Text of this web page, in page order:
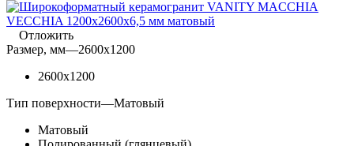
Отложить
Размер, мм—2600x1200
2600x1200
Тип поверхности—Матовый
Матовый